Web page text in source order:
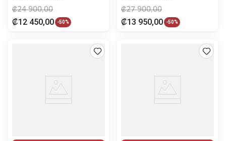
₡24 900,00
₡12 450,00 -50%
₡27 900,00
₡13 950,00 -50%